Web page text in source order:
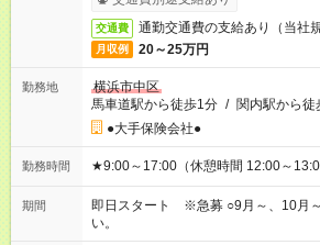
交通費 通勤交通費の支給あり（当社
月収例 20～25万円
勤務地
横浜市中区
馬車道駅から徒歩1分 / 関内駅から徒
●大手保険会社●
勤務時間 ★9:00～17:00（休憩時間 12:00～
期間
即日スタート ※急募 ○9月～、10月
い。